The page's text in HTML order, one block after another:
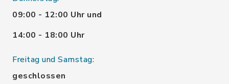
09:00 - 12:00 Uhr und
14:00 - 18:00 Uhr
Freitag und Samstag:
geschlossen